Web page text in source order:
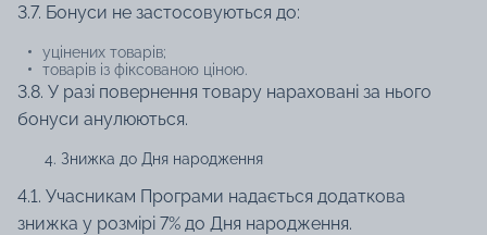
3.7. Бонуси не застосовуються до:
уцінених товарів;
товарів із фіксованою ціною.
3.8. У разі повернення товару нараховані за нього
бонуси анулюються.
Знижка до Дня народження
4.1. Учасникам Програми надається додаткова
знижка у розмірі 7% до Дня народження.